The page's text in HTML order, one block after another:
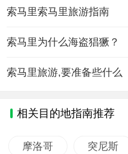
索马里索马里旅游指南
索马里为什么海盗猖獗？
索马里旅游,要准备些什么
相关目的地指南推荐
摩洛哥 突尼斯